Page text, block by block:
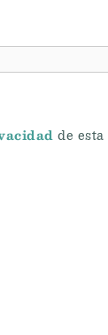
de esta